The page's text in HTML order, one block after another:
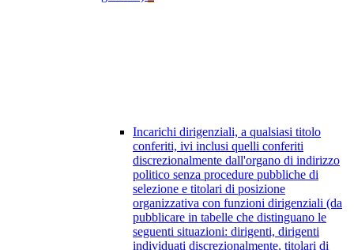
Incarichi dirigenziali, a qualsiasi titolo
conferiti, ivi inclusi quelli conferiti
discrezionalmente dall'organo di indirizzo
politico senza procedure pubbliche di
selezione e titolari di posizione
organizzativa con funzioni dirigenziali (da
pubblicare in tabelle che distinguano le
seguenti situazioni: dirigenti, dirigenti
individuati discrezionalmente, titolari di